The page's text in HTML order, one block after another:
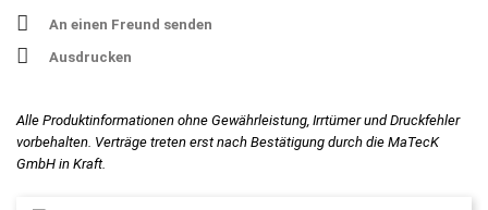
An einen Freund senden
Ausdrucken
Alle Produktinformationen ohne Gewährleistung, Irrtümer und Druckfehler
vorbehalten. Verträge treten erst nach Bestätigung durch die MaTecK
GmbH in Kraft.